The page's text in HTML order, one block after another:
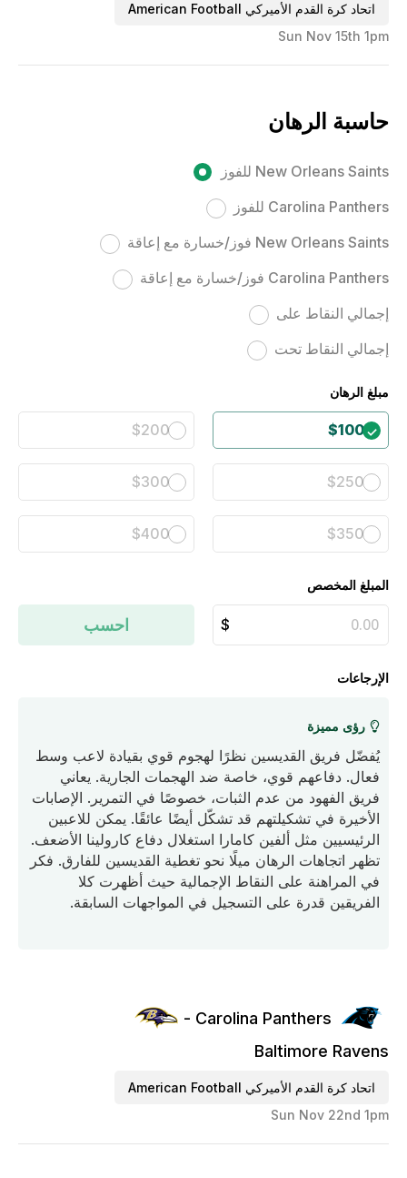
اتحاد كرة القدم الأميركي American Football
Sun Nov 15th 1pm
حاسبة الرهان
New Orleans Saints للفوز
Carolina Panthers للفوز
New Orleans Saints فوز/خسارة مع إعاقة
Carolina Panthers فوز/خسارة مع إعاقة
إجمالي النقاط على
إجمالي النقاط تحت
مبلغ الرهان
$100
$200
$250
$300
$350
$400
المبلغ المخصص
احسب
الإرجاعات
رؤى مميزة
يُفضّل فريق القديسين نظرًا لهجوم قوي بقيادة لاعب وسط
فعال. دفاعهم قوي، خاصة ضد الهجمات الجارية. يعاني
فريق الفهود من عدم الثبات، خصوصًا في التمرير. الإصابات
الأخيرة في تشكيلتهم قد تشكّل أيضًا عائقًا. يمكن للاعبين
الرئيسيين مثل ألفين كامارا استغلال دفاع كارولينا الأضعف.
تظهر اتجاهات الرهان ميلًا نحو تغطية القديسين للفارق. فكر
في المراهنة على النقاط الإجمالية حيث أظهرت كلا
الفريقين قدرة على التسجيل في المواجهات السابقة.
Carolina Panthers -
Baltimore Ravens
اتحاد كرة القدم الأميركي American Football
Sun Nov 22nd 1pm